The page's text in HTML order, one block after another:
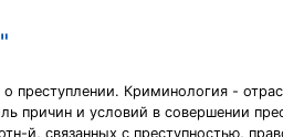
Криминология -
причин и условий в совершении
й, связанных с преступностью,